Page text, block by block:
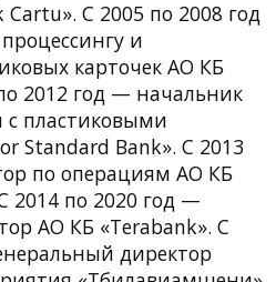
С 2005 по 2008 год
и
карточек АО КБ
2012 год — начальник
с пластиковыми
Standard Bank». С 2013
по операциям АО КБ
2014 по 2020 год —
АО КБ «Terabank». С
директор